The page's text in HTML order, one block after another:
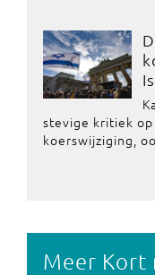
stevige kritiek
koerswijziging,
Meer Kort